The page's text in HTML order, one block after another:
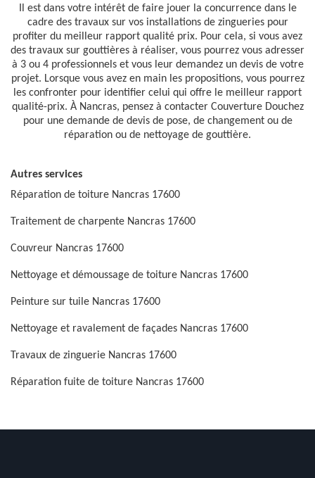
Il est dans votre intérêt de faire jouer la concurrence dans le
cadre des travaux sur vos installations de zingueries pour
profiter du meilleur rapport qualité prix. Pour cela, si vous avez
des travaux sur gouttières à réaliser, vous pourrez vous adresser
à 3 ou 4 professionnels et vous leur demandez un devis de votre
projet. Lorsque vous avez en main les propositions, vous pourrez
les confronter pour identifier celui qui offre le meilleur rapport
qualité-prix. À Nancras, pensez à contacter Couverture Douchez
pour une demande de devis de pose, de changement ou de
réparation ou de nettoyage de gouttière.
Autres services
Réparation de toiture Nancras 17600
Traitement de charpente Nancras 17600
Couvreur Nancras 17600
Nettoyage et démoussage de toiture Nancras 17600
Peinture sur tuile Nancras 17600
Nettoyage et ravalement de façades Nancras 17600
Travaux de zinguerie Nancras 17600
Réparation fuite de toiture Nancras 17600